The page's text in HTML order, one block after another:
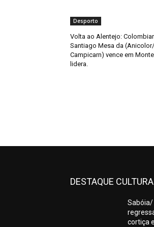
Desporto
Volta ao Alentejo:
Santiago Mesa da (Anicolor/
Campicarn) vence em
lidera.
DESTAQUE CULTURA
Sabóia/
cortiça